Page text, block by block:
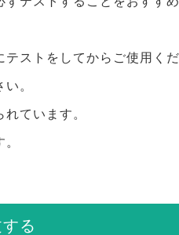
ストをしてからご使用くだ
。
ています。
る